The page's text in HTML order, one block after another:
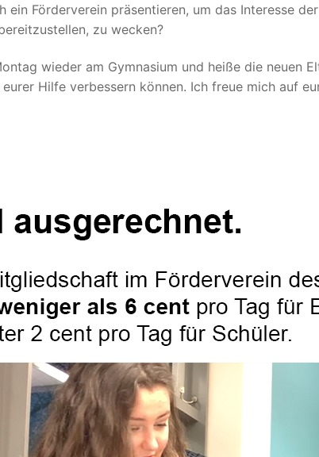
ein Förderverein präsentieren, um das Interesse
zu wecken?
wieder am Gymnasium und heiße die neuen
Hilfe verbessern können. Ich freue mich auf